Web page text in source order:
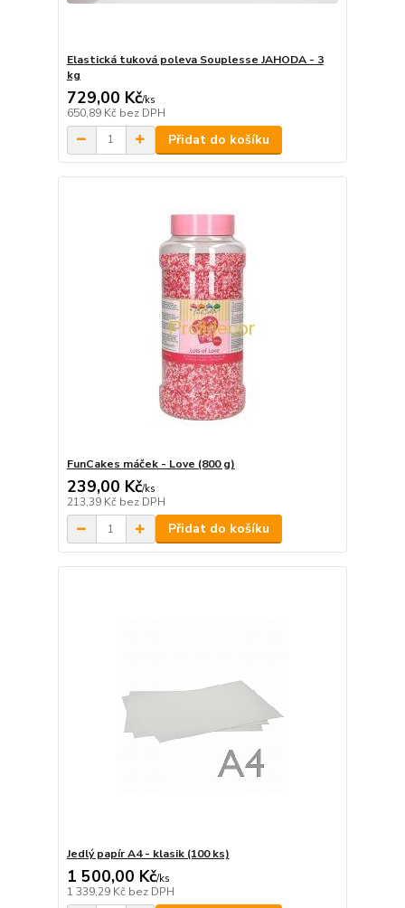
Elastická tuková poleva Souplesse JAHODA - 3
kg
729,00 Kč/ks
650,89 Kč bez DPH
Přidat do košíku
FunCakes máček - Love (800 g)
239,00 Kč/ks
213,39 Kč bez DPH
Přidat do košíku
Jedlý papír A4 - klasik (100 ks)
1 500,00 Kč/ks
1 339,29 Kč bez DPH